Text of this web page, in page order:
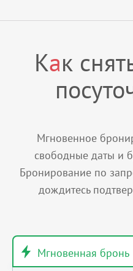
Как
Мгновенное
свободные даты и
Бронирование по
дождитесь